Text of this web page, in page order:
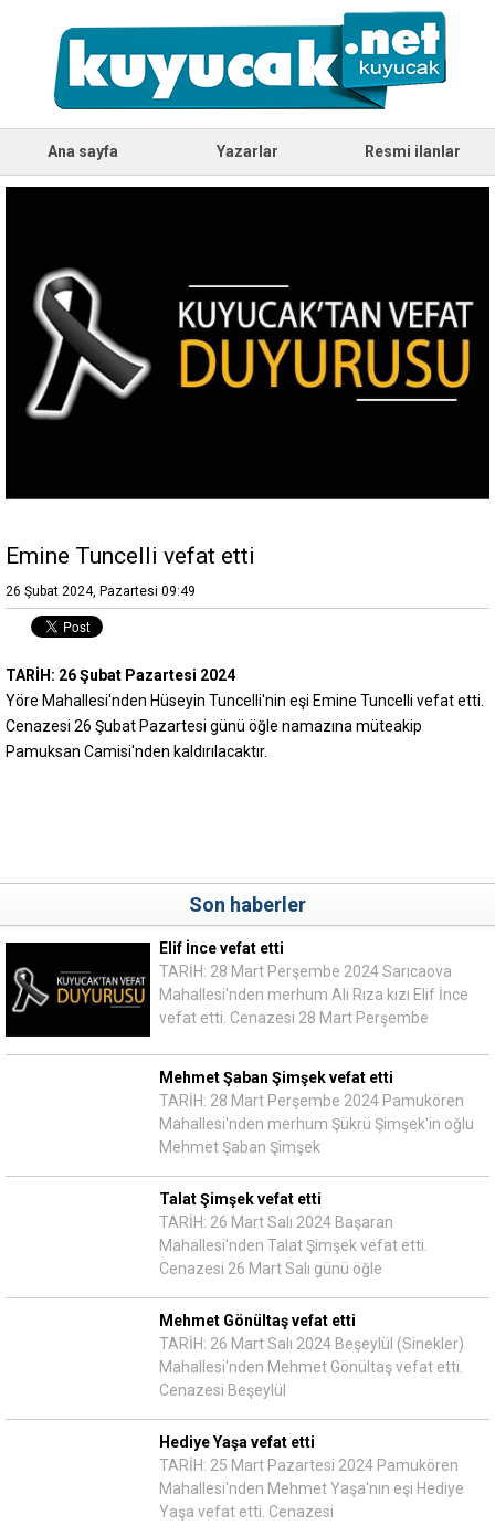
Ana sayfa Yazarlar Resmi ilanlar
Emine Tuncelli vefat etti
26 Şubat 2024, Pazartesi 09:49
TARİH: 26 Şubat Pazartesi 2024
Yöre Mahallesi'nden Hüseyin Tuncelli'nin eşi Emine Tuncelli vefat etti.
Cenazesi 26 Şubat Pazartesi günü öğle namazına müteakip
Pamuksan Camisi'nden kaldırılacaktır.
Son haberler
Elif İnce vefat etti
TARİH: 28 Mart Perşembe 2024 Sarıcaova
Mahallesi'nden merhum Ali Rıza kızı Elif İnce
vefat etti. Cenazesi 28 Mart Perşembe
Mehmet Şaban Şimşek vefat etti
TARİH: 28 Mart Perşembe 2024 Pamukören
Mahallesi'nden merhum Şükrü Şimşek'in oğlu
Mehmet Şaban Şimşek
Talat Şimşek vefat etti
TARİH: 26 Mart Salı 2024 Başaran
Mahallesi'nden Talat Şimşek vefat etti.
Cenazesi 26 Mart Salı günü öğle
Mehmet Gönültaş vefat etti
TARİH: 26 Mart Salı 2024 Beşeylül (Sinekler)
Mahallesi'nden Mehmet Gönültaş vefat etti.
Cenazesi Beşeylül
Hediye Yaşa vefat etti
TARİH: 25 Mart Pazartesi 2024 Pamukören
Mahallesi'nden Mehmet Yaşa'nın eşi Hediye
Yaşa vefat etti. Cenazesi